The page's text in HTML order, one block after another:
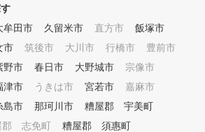
レンジし
クール・
ゴルフラ
？ あ
一同、願
牟田市 久留米市 直方市
飯塚市
市 筑後市 大川市 行橋市
豊前市
野市 春日市 大野城市
宗像市
津市 うきは市 宮若市
嘉麻市
島市 那珂川市
糟屋郡 宇美町
郡 志免町
糟屋郡 須惠町